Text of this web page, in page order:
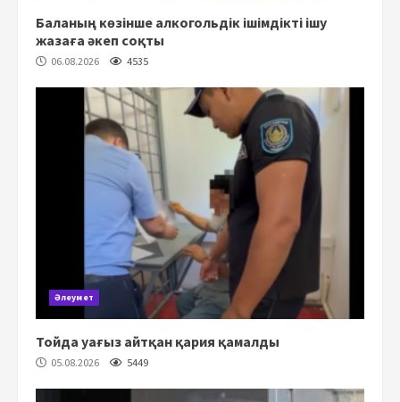
Баланың көзінше алкогольдік ішімдікті ішу
жазаға әкеп соқты
06.08.2026 4535
Әлеумет
Тойда уағыз айтқан қария қамалды
05.08.2026 5449